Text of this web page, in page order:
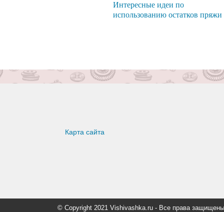
Интересные идеи по
использованию остатков пряжи
Карта сайта
© Copyright 2021 Vishivashka.ru - Все права